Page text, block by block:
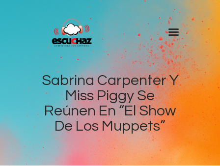
Sabrina Carpenter Y
Miss Piggy Se
Reúnen En “El Show
De Los Muppets”
Inicio
Programas
DJ’s
Colaboradores
Noticias
+ Escuchaz
Contacto